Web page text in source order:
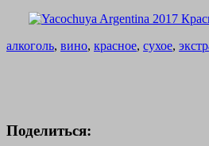
алкоголь, вино, красное, сухое,
Поделиться: